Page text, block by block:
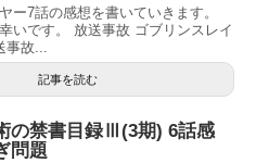
ー7話の感想を書いていきます。
いです。 放送事故 ゴブリンスレイ
故...
記事を読む
の禁書目録Ⅲ(3期) 6話感
問題